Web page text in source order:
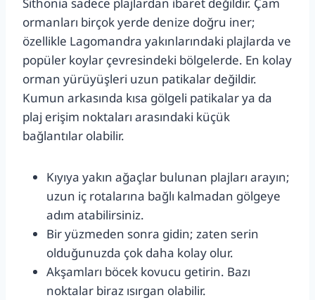
Sithonia sadece plajlardan ibaret değildir. Çam
ormanları birçok yerde denize doğru iner;
özellikle Lagomandra yakınlarındaki plajlarda ve
popüler koylar çevresindeki bölgelerde. En kolay
orman yürüyüşleri uzun patikalar değildir.
Kumun arkasında kısa gölgeli patikalar ya da
plaj erişim noktaları arasındaki küçük
bağlantılar olabilir.
Kıyıya yakın ağaçlar bulunan plajları arayın;
uzun iç rotalarına bağlı kalmadan gölgeye
adım atabilirsiniz.
Bir yüzmeden sonra gidin; zaten serin
olduğunuzda çok daha kolay olur.
Akşamları böcek kovucu getirin. Bazı
noktalar biraz ısırgan olabilir.